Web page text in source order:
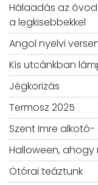
Hálaadás az
a legkisebbekkel
Angol nyelvi
Kis utcánkban
Jégkorizás
Termosz 2025
Szent Imre
Halloween, ahogy
Ötórai teáztunk